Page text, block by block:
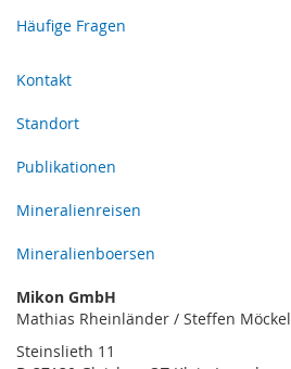
Häufige Fragen
Kontakt
Standort
Publikationen
Mineralienreisen
Mineralienboersen
Mikon GmbH
Mathias Rheinländer / Steffen Möckel
Steinslieth 11